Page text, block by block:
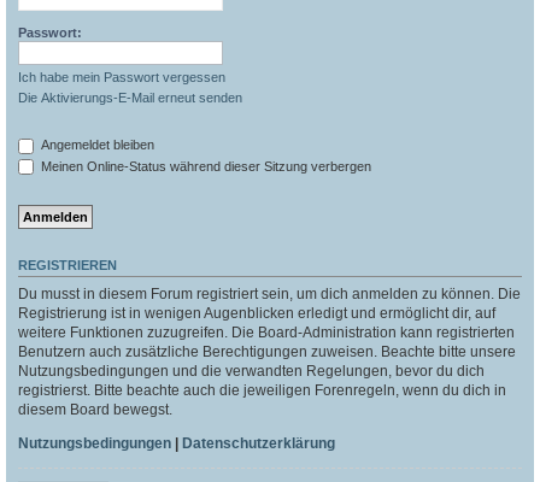
Passwort:
Ich habe mein Passwort vergessen
Die Aktivierungs-E-Mail erneut senden
Angemeldet bleiben
Meinen Online-Status während dieser Sitzung verbergen
REGISTRIEREN
Du musst in diesem Forum registriert sein, um dich anmelden zu können. Die
Registrierung ist in wenigen Augenblicken erledigt und ermöglicht dir, auf
weitere Funktionen zuzugreifen. Die Board-Administration kann registrierten
Benutzern auch zusätzliche Berechtigungen zuweisen. Beachte bitte unsere
Nutzungsbedingungen und die verwandten Regelungen, bevor du dich
registrierst. Bitte beachte auch die jeweiligen Forenregeln, wenn du dich in
diesem Board bewegst.
Nutzungsbedingungen | Datenschutzerklärung